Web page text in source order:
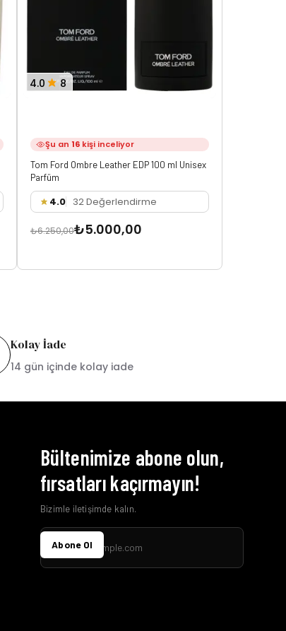
4.0 8
Şu an 16 kişi inceliyor
Tom Ford Ombre Leather EDP 100 ml Unisex
Parfüm
4.0 32 Değerlendirme
₺6.250,00₺5.000,00
Kolay İade
14 gün içinde kolay iade
Bültenimize abone olun,
fırsatları kaçırmayın!
Bizimle iletişimde kalın.
Abone Ol